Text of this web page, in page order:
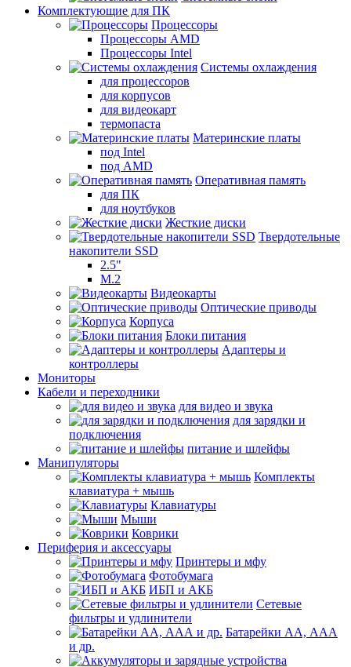
Комплектующие для ПК
Процессоры
Процессоры AMD
Процессоры Intel
Системы охлаждения
для процессоров
для корпусов
для видеокарт
термопаста
Материнские платы
под Intel
под AMD
Оперативная память
для ПК
для ноутбуков
Жесткие диски
Твердотельные
накопители SSD
2.5"
M.2
Видеокарты
Оптические приводы
Корпуса
Блоки питания
Адаптеры и
контроллеры
Мониторы
Кабели и переходники
для видео и звука
для зарядки и
подключения
питание и шлейфы
Манипуляторы
Комплекты
клавиатура + мышь
Клавиатуры
Мыши
Коврики
Периферия и аксессуары
Принтеры и мфу
Фотобумага
ИБП и АКБ
Сетевые
фильтры и удлинители
Батарейки АА, ААА
и др.